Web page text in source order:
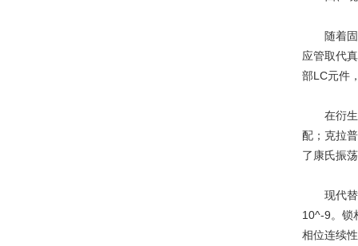
随着固态
应管取代
部LC元件
在衍生电
配；克拉
了康氏振
现代替代
10^-9。锁
相位连续